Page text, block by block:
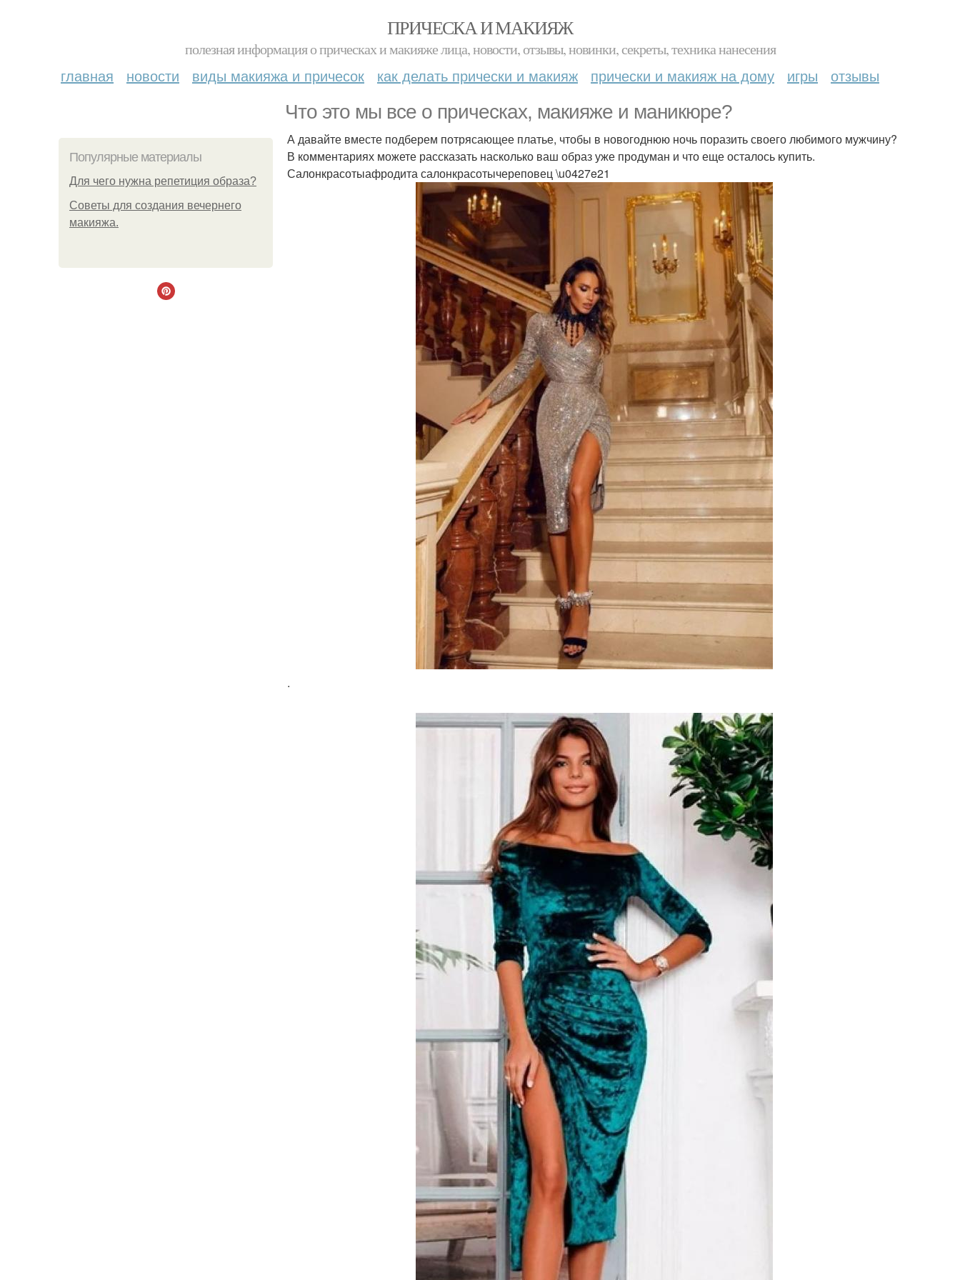
ПРИЧЕСКА И МАКИЯЖ
полезная информация о прическах и макияже лица, новости, отзывы, новинки, секреты, техника нанесения
главная новости виды макияжа и причесок как делать прически и макияж прически и макияж на дому игры отзывы
Что это мы все о прическах, макияже и маникюре?
Популярные материалы
Для чего нужна репетиция образа?
Советы для создания вечернего
макияжа.
А давайте вместе подберем потрясающее платье, чтобы в новогоднюю ночь поразить своего любимого мужчину?
В комментариях можете рассказать насколько ваш образ уже продуман и что еще осталось купить.
Салонкрасотыафродита салонкрасотычереповец \u0427e21
.